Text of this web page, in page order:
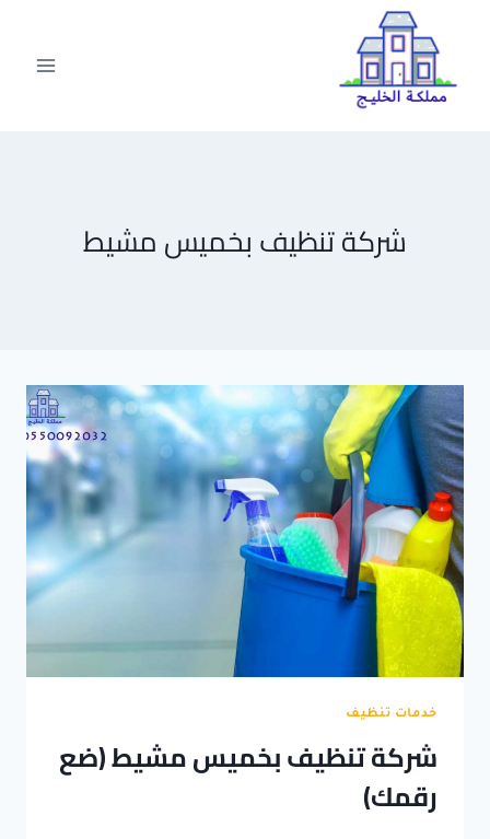
المحتوى
شركة تنظيف بخميس مشيط
خدمات تنظيف
شركة تنظيف بخميس مشيط (ضع
رقمك)